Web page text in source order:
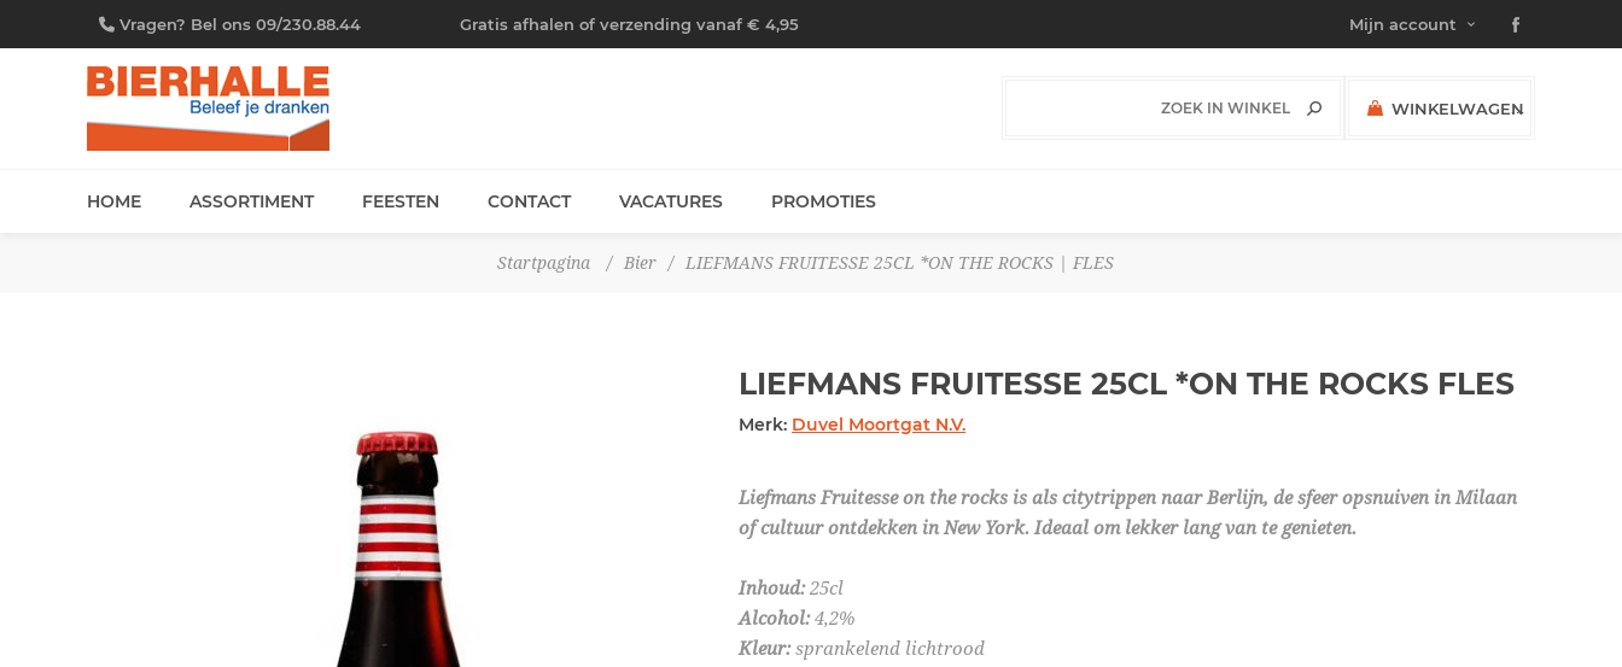
Vragen? Bel ons 09/230.88.44 Gratis afhalen of verzending vanaf € 4,95 Mijn account
WINKELWAGEN
HOME ASSORTIMENT FEESTEN CONTACT VACATURES PROMOTIES
Startpagina / Bier / LIEFMANS FRUITESSE 25CL *ON THE ROCKS | FLES
LIEFMANS FRUITESSE 25CL *ON THE ROCKS FLES
Merk: Duvel Moortgat N.V.
Liefmans Fruitesse on the rocks is als citytrippen naar Berlijn, de sfeer opsnuiven in Milaan
of cultuur ontdekken in New York. Ideaal om lekker lang van te genieten.
Inhoud:25cl
Alcohol:4,2%
Kleur:sprankelend lichtrood